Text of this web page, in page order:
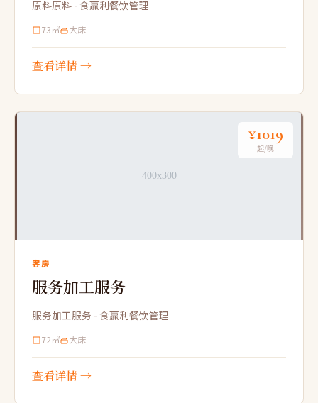
原料原料 - 食赢利餐饮管理
73㎡ 大床
查看详情 →
¥1019
起/晚
客房
服务加工服务
服务加工服务 - 食赢利餐饮管理
72㎡ 大床
查看详情 →